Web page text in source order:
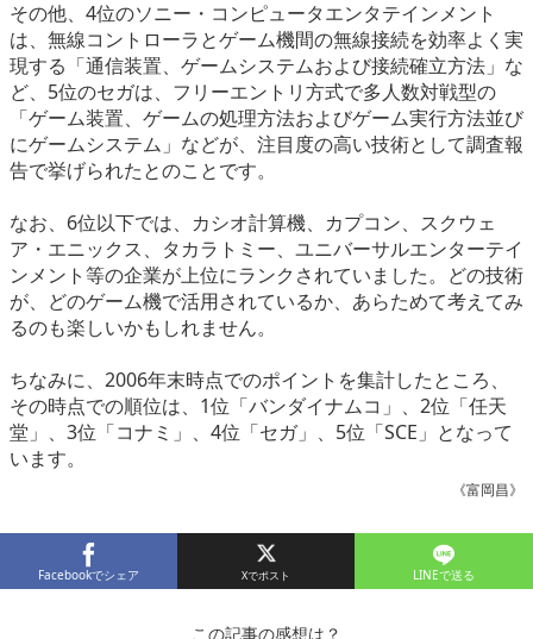
その他、4位のソニー・コンピュータエンタテインメント
は、無線コントローラとゲーム機間の無線接続を効率よく実
現する「通信装置、ゲームシステムおよび接続確立方法」な
ど、5位のセガは、フリーエントリ方式で多人数対戦型の
「ゲーム装置、ゲームの処理方法およびゲーム実行方法並び
にゲームシステム」などが、注目度の高い技術として調査報
告で挙げられたとのことです。
なお、6位以下では、カシオ計算機、カプコン、スクウェ
ア・エニックス、タカラトミー、ユニバーサルエンターテイ
ンメント等の企業が上位にランクされていました。どの技術
が、どのゲーム機で活用されているか、あらためて考えてみ
るのも楽しいかもしれません。
ちなみに、2006年末時点でのポイントを集計したところ、
その時点での順位は、1位「バンダイナムコ」、2位「任天
堂」、3位「コナミ」、4位「セガ」、5位「SCE」となって
います。
《富岡昌》
Facebookでシェア LINEで送る
この記事の感想は？